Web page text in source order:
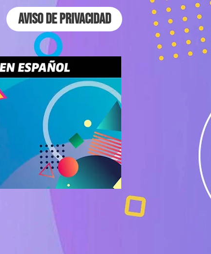
Aviso de Privacidad